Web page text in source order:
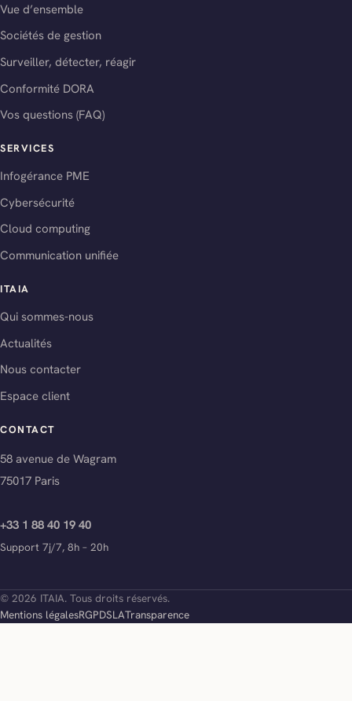
Vue d’ensemble
Sociétés de gestion
Surveiller, détecter, réagir
Conformité DORA
Vos questions (FAQ)
SERVICES
Infogérance PME
Cybersécurité
Cloud computing
Communication unifiée
ITAIA
Qui sommes-nous
Actualités
Nous contacter
Espace client
CONTACT
58 avenue de Wagram
75017 Paris
+33 1 88 40 19 40
Support 7j/7, 8h – 20h
© 2026 ITAIA. Tous droits réservés.
Mentions légalesRGPDSLATransparence